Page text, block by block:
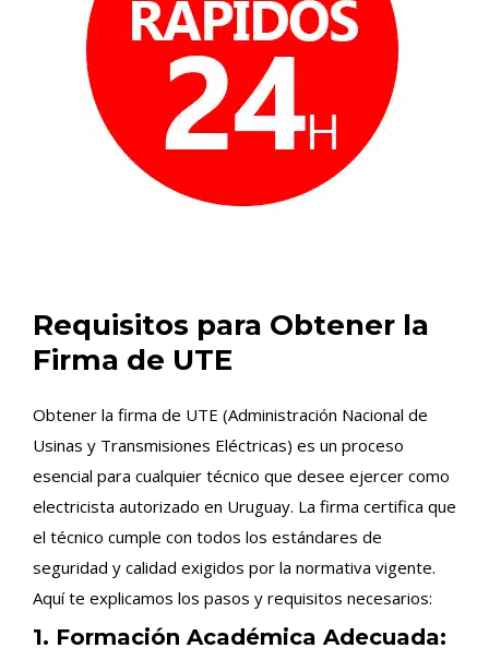
Requisitos para Obtener la
Firma de UTE
Obtener la firma de UTE (Administración Nacional de
Usinas y Transmisiones Eléctricas) es un proceso
esencial para cualquier técnico que desee ejercer como
electricista autorizado en Uruguay. La firma certifica que
el técnico cumple con todos los estándares de
seguridad y calidad exigidos por la normativa vigente.
Aquí te explicamos los pasos y requisitos necesarios:
1. Formación Académica Adecuada: